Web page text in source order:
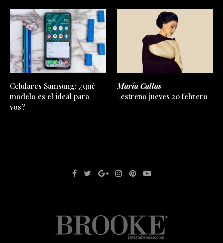
Celulares Samsung: ¿qué
modelo es el ideal para
vos?
María Callas
-estreno jueves 20 febrero